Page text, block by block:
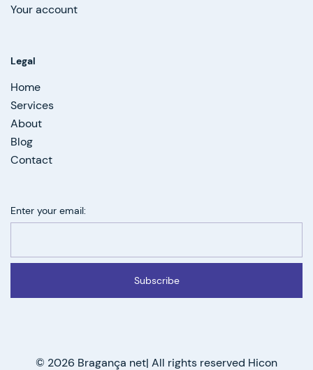
Your account
Legal
Home
Services
About
Blog
Contact
Enter your email:
Subscribe
© 2026 Bragança net| All rights reserved Hicon